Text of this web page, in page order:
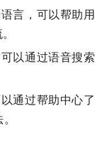
言，可以帮助用
以通过语音搜索
通过帮助中心了